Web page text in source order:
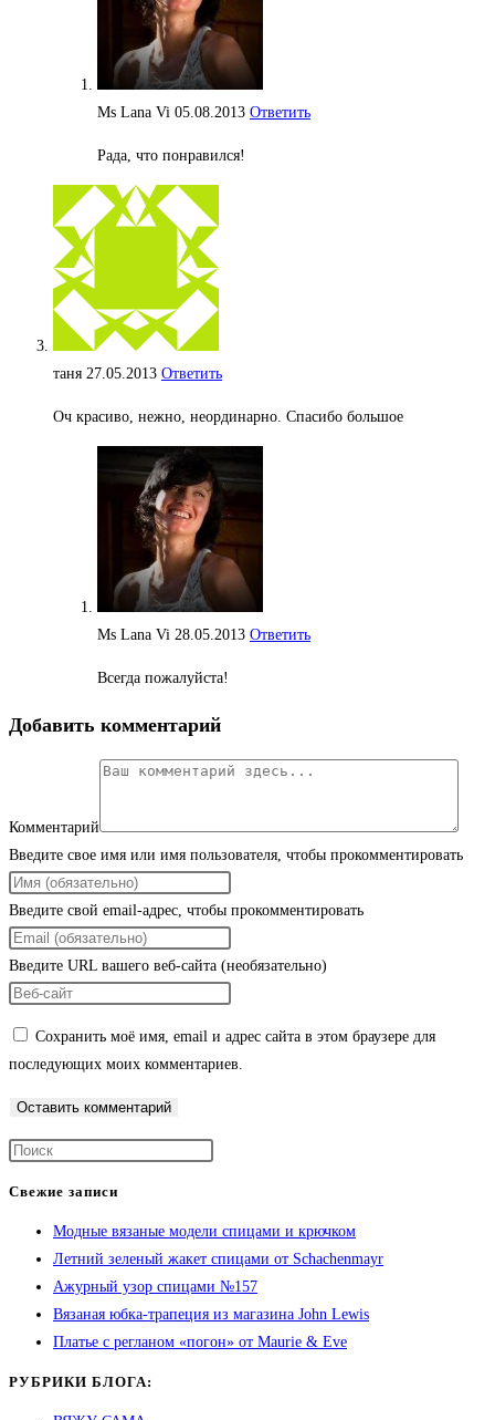
Ms Lana Vi 05.08.2013 Ответить
Рада, что понравился!
таня 27.05.2013 Ответить
Оч красиво, нежно, неординарно. Спасибо большое
Ms Lana Vi 28.05.2013 Ответить
Всегда пожалуйста!
Добавить комментарий
Комментарий
Введите свое имя или имя пользователя, чтобы прокомментировать
Введите свой email-адрес, чтобы прокомментировать
Введите URL вашего веб-сайта (необязательно)
Сохранить моё имя, email и адрес сайта в этом браузере для
последующих моих комментариев.
Свежие записи
Модные вязаные модели спицами и крючком
Летний зеленый жакет спицами от Schachenmayr
Ажурный узор спицами №157
Вязаная юбка-трапеция из магазина John Lewis
Платье с регланом «погон» от Maurie & Eve
РУБРИКИ БЛОГА: